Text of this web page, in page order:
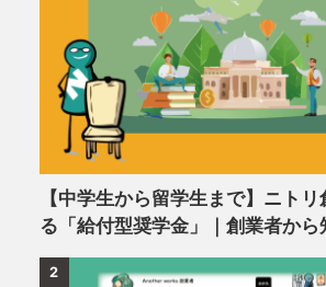
【中学生から留学生まで】ニト
る「給付型奨学金」｜創業者から
2